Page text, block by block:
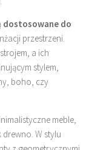
dostosowane do
przestrzeni.
a ich
stylem,
boho, czy
meble,
W stylu